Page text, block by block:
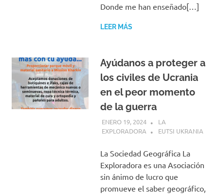
Donde me han enseñado[…]
LEER MÁS
Ayúdanos a proteger a
los civiles de Ucrania
en el peor momento
de la guerra
ENERO 19, 2024
LA
EXPLORADORA
EUTSI UKRANIA
La Sociedad Geográfica La
Exploradora es una Asociación
sin ánimo de lucro que
promueve el saber geográfico,